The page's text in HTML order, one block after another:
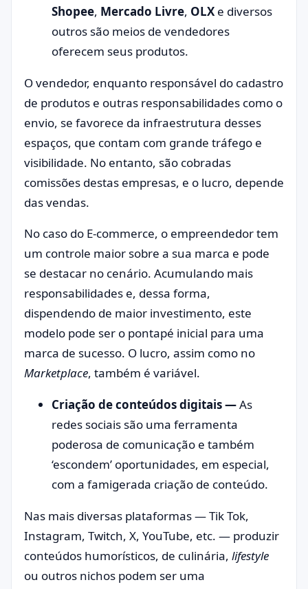
Shopee, Mercado Livre, OLX e diversos
outros são meios de vendedores
oferecem seus produtos.
O vendedor, enquanto responsável do cadastro
de produtos e outras responsabilidades como o
envio, se favorece da infraestrutura desses
espaços, que contam com grande tráfego e
visibilidade. No entanto, são cobradas
comissões destas empresas, e o lucro, depende
das vendas.
No caso do E-commerce, o empreendedor tem
um controle maior sobre a sua marca e pode
se destacar no cenário. Acumulando mais
responsabilidades e, dessa forma,
dispendendo de maior investimento, este
modelo pode ser o pontapé inicial para uma
marca de sucesso. O lucro, assim como no
Marketplace, também é variável.
Criação de conteúdos digitais —As
redes sociais são uma ferramenta
poderosa de comunicação e também
‘escondem’ oportunidades, em especial,
com a famigerada criação de conteúdo.
Nas mais diversas plataformas — Tik Tok,
Instagram, Twitch, X, YouTube, etc. — produzir
conteúdos humorísticos, de culinária, lifestyle
ou outros nichos podem ser uma